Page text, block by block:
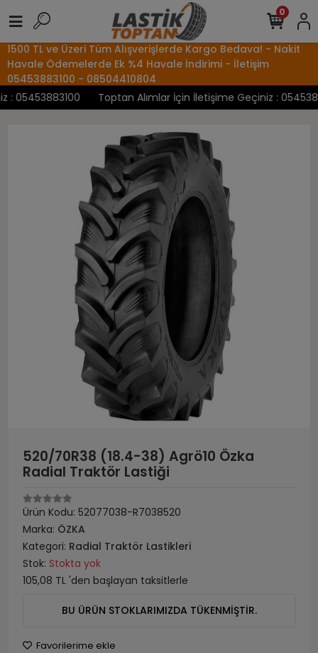
1500 TL ve Üzeri Tüm Alışverişlerde Kargo Bedava! - Nakit
Havale Ödemelerde Ek %4 Havale İndirimi - İletişim
05453883100 - 08504410804
Toptan Alımlar İçin İletişime Geçiniz :
0
520/70R38 (18.4-38) Agrö10 Özka
Radial Traktör Lastiği
Ürün Kodu: 52077038-R7038520
Marka: ÖZKA
Kategori: Radial Traktör Lastikleri
Stok: Stokta yok
105,08 TL 'den başlayan taksitlerle
BU ÜRÜN STOKLARIMIZDA TÜKENMİŞTİR.
Favorilerime ekle